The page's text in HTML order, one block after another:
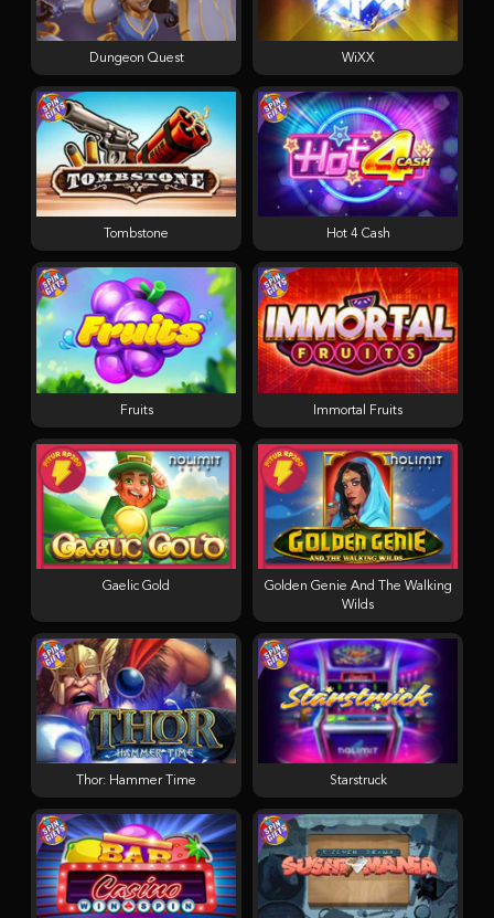
Starstruck
Golden Genie And The Walking
Wilds
Immortal Fruits
Dungeon Quest WiXX
Fruits
Hot 4 Cash
Tombstone
Gaelic Gold
Thor: Hammer Time